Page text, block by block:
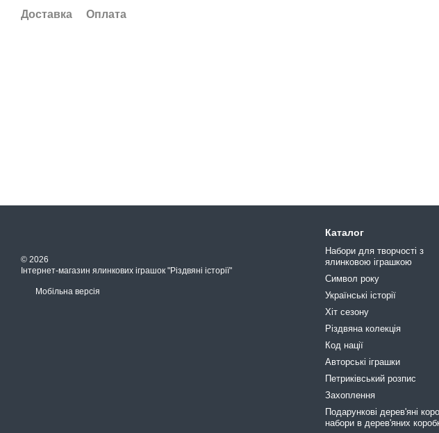
Доставка
Оплата
© 2026
Інтернет-магазин ялинкових іграшок "Різдвяні історії"
Мобільна версія
Каталог
Набори для творчості з
ялинковою іграшкою
Символ року
Українські історії
Хіт сезону
Різдвяна колекція
Код нації
Авторські іграшки
Петриківський розпис
Захоплення
Подарункові дерев'яні
набори в дерев'яних